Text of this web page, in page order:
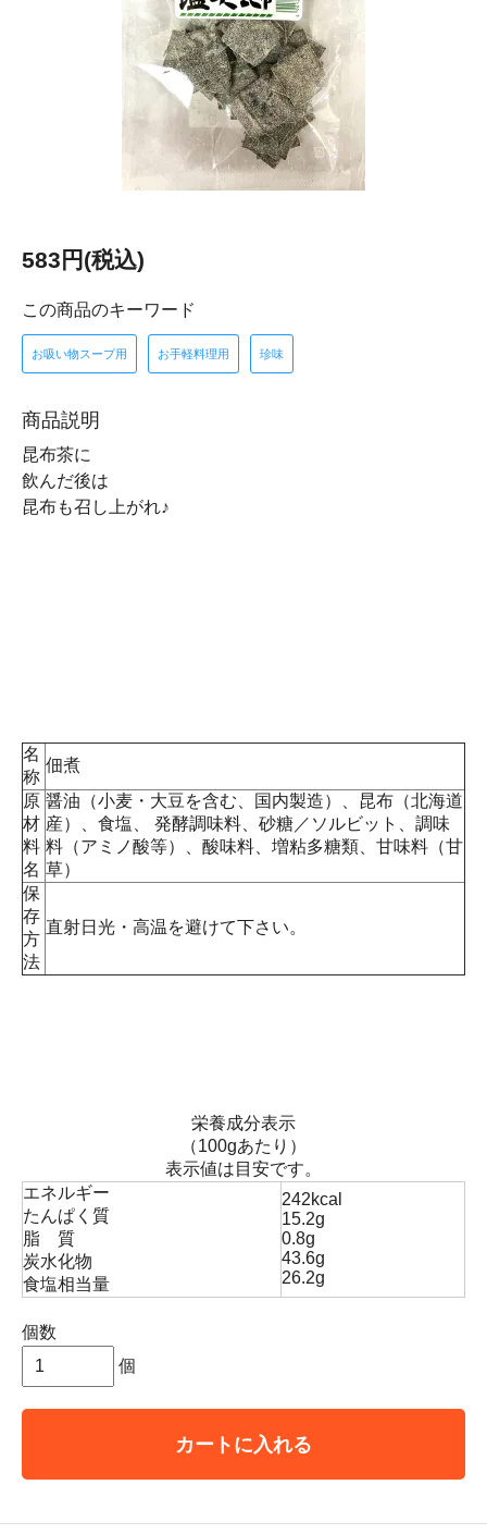
583円(税込)
この商品のキーワード
お吸い物スープ用 お手軽料理用 珍味
商品説明
昆布茶に
飲んだ後は
昆布も召し上がれ♪
名
称
佃煮
原
材
料
名
醤油（小麦・大豆を含む、国内製造）、昆布（北海道
産）、食塩、 発酵調味料、砂糖／ソルビット、調味
料（アミノ酸等）、酸味料、増粘多糖類、甘味料（甘
草）
保
存
方
法
直射日光・高温を避けて下さい。
栄養成分表示
（100gあたり）
表示値は目安です。
エネルギー
たんぱく質
脂 質
炭水化物
食塩相当量
242kcal
15.2g
0.8g
43.6g
26.2g
個数
個
カートに入れる